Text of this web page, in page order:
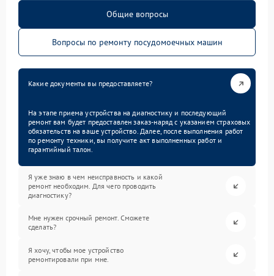
Общие вопросы
Вопросы по ремонту посудомоечных машин
Какие документы вы предоставляете?
На этапе приема устройства на диагностику и последующий
ремонт вам будет предоставлен заказ-наряд с указанием страховых
обязательств на ваше устройство. Далее, после выполнения работ
по ремонту техники, вы получите акт выполненных работ и
гарантийный талон.
Я уже знаю в чем неисправность и какой
ремонт необходим. Для чего проводить
диагностику?
Мне нужен срочный ремонт. Сможете
сделать?
Я хочу, чтобы мое устройство
ремонтировали при мне.